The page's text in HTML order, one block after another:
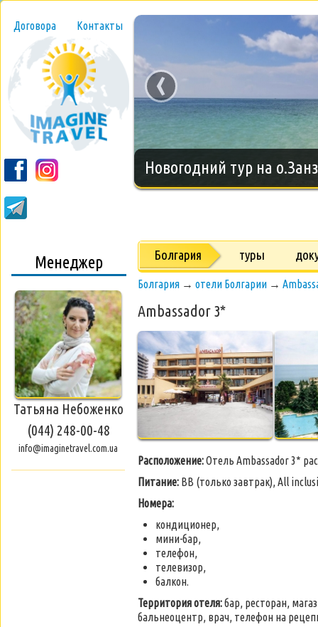
Договора Контакты
Новогодний тур на
‹
Менеджер
Татьяна Небоженко
(044) 248-00-48
info@imaginetravel.com.ua
Болгария туры
Болгария → отели Болгарии →
Ambassador 3*
Расположение:Отель Ambassador 3*
Питание: BB (только завтрак), All
Номера:
кондиционер,
мини-бар,
телефон,
телевизор,
балкон.
Территория отеля:бар, ресторан,
бальнеоцентр, врач, телефон на